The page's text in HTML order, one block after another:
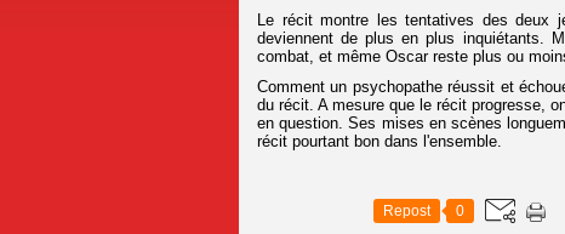
Le récit montre les tentatives des deux
deviennent de plus en plus inquiétants.
combat, et même Oscar reste plus ou
Comment un psychopathe réussit et
du récit. A mesure que le récit progresse,
en question. Ses mises en scènes
récit pourtant bon dans l'ensemble.
Repost 0